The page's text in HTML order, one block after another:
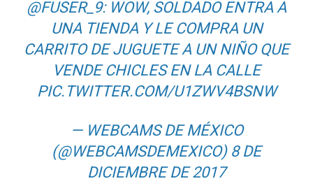
@FUSER_9: WOW, SOLDADO ENTRA A
UNA TIENDA Y LE COMPRA UN
CARRITO DE JUGUETE A UN NIÑO QUE
VENDE CHICLES EN LA CALLE
PIC.TWITTER.COM/U1ZWV4BSNW
— WEBCAMS DE MÉXICO
(@WEBCAMSDEMEXICO) 8 DE
DICIEMBRE DE 2017